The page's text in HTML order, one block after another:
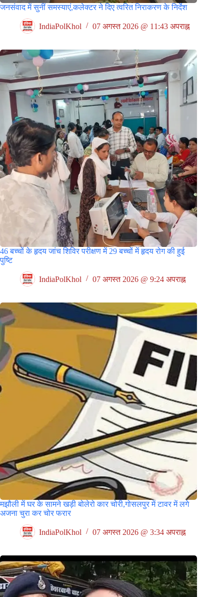
जनसंवाद में सुनीं समस्याएं,कलेक्टर ने दिए त्वरित निराकरण के निर्देश
IndiaPolKhol 07 अगस्त 2026 @ 11:43 अपराह्न
46 बच्चों के हृदय जांच शिविर परीक्षण में 29 बच्चों में हृदय रोग की हुई
पुष्टि
IndiaPolKhol 07 अगस्त 2026 @ 9:24 अपराह्न
मझौली में घर के सामने खड़ी बोलेरो कार चोरी,गोसलपुर में टावर में लगे
अजना चुरा कर चोर फरार
IndiaPolKhol 07 अगस्त 2026 @ 3:34 अपराह्न